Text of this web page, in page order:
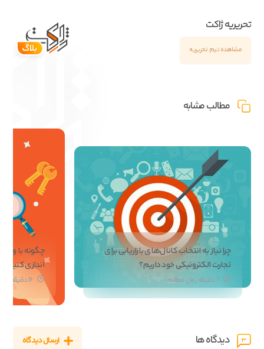
تحریریه ژاکت
مشاهده تیم تحریریه
مطالب مشابه
چرا نیاز به انتخاب کانال‌های بازاریابی برای
تجارت الکترونیکی خود داریم؟
6 دقیقه زمان مطالعه
چگونه با
اندازی کنیم؟
16 دقیقه زمان مطالعه
3 دیدگاه ها ارسال دیدگاه